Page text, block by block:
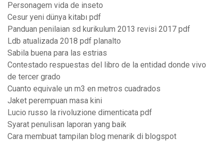
Personagem vida de inseto
Cesur yeni dünya kitabı pdf
Panduan penilaian sd kurikulum 2013 revisi 2017 pdf
Ldb atualizada 2018 pdf planalto
Sabila buena para las estrias
Contestado respuestas del libro de la entidad donde vivo
de tercer grado
Cuanto equivale un m3 en metros cuadrados
Jaket perempuan masa kini
Lucio russo la rivoluzione dimenticata pdf
Syarat penulisan laporan yang baik
Cara membuat tampilan blog menarik di blogspot